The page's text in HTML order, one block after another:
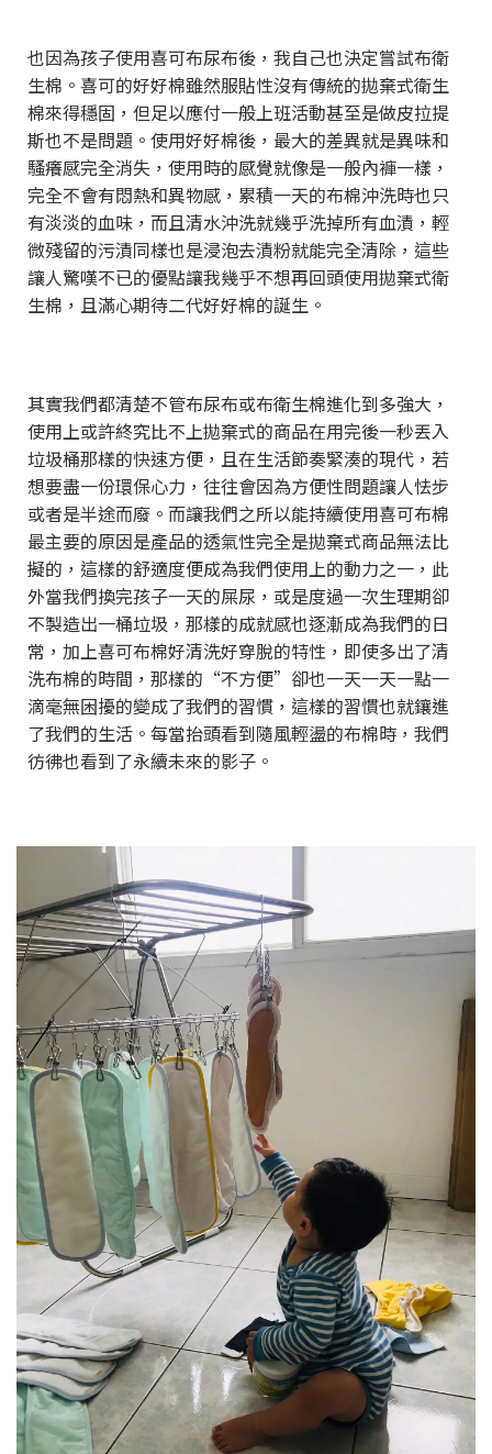
也因為孩子使用喜可布尿布後，我自己也決定嘗試布衛
生棉。喜可的好好棉雖然服貼性沒有傳統的拋棄式衛生
棉來得穩固，但足以應付一般上班活動甚至是做皮拉提
斯也不是問題。使用好好棉後，最大的差異就是異味和
騷癢感完全消失，使用時的感覺就像是一般內褲一樣，
完全不會有悶熱和異物感，累積一天的布棉沖洗時也只
有淡淡的血味，而且清水沖洗就幾乎洗掉所有血漬，輕
微殘留的污漬同樣也是浸泡去漬粉就能完全清除，這些
讓人驚嘆不已的優點讓我幾乎不想再回頭使用拋棄式衛
生棉，且滿心期待二代好好棉的誕生。
其實我們都清楚不管布尿布或布衛生棉進化到多強大，
使用上或許終究比不上拋棄式的商品在用完後一秒丟入
垃圾桶那樣的快速方便，且在生活節奏緊湊的現代，若
想要盡一份環保心力，往往會因為方便性問題讓人怯步
或者是半途而廢。而讓我們之所以能持續使用喜可布棉
最主要的原因是產品的透氣性完全是拋棄式商品無法比
擬的，這樣的舒適度便成為我們使用上的動力之一，此
外當我們換完孩子一天的屎尿，或是度過一次生理期卻
不製造出一桶垃圾，那樣的成就感也逐漸成為我們的日
常，加上喜可布棉好清洗好穿脫的特性，即使多出了清
洗布棉的時間，那樣的“不方便”卻也一天一天一點一
滴毫無困擾的變成了我們的習慣，這樣的習慣也就鑲進
了我們的生活。每當抬頭看到隨風輕盪的布棉時，我們
彷彿也看到了永續未來的影子。